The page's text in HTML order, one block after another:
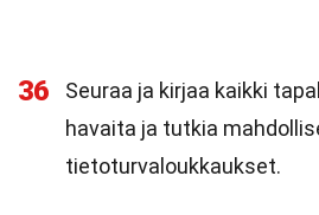
36
Seuraa ja kirjaa kaikki
havaita ja tutkia
tietoturvaloukkaukset.